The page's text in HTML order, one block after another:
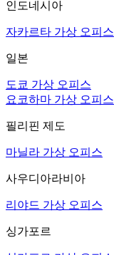
인도네시아
자카르타 가상 오피스
일본
도쿄 가상 오피스
요코하마 가상 오피스
필리핀 제도
마닐라 가상 오피스
사우디아라비아
리야드 가상 오피스
싱가포르